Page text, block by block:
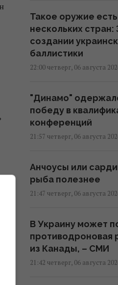
Такое оружие
нескольких стран:
создании
баллистики
22:00 четверг, 06 августа
"Динамо"
победу в
конференций
21:57 четверг, 06 августа
Анчоусы или
рыба полезнее
21:47 четверг, 06 августа
В Украину может
противодроновая
из Канады, – СМИ
21:42 четверг, 06 августа